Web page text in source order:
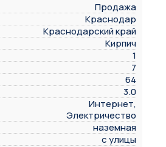
Продажа
Краснодар
Краснодарский край
Кирпич
1
7
64
3.0
Интернет,
Электричество
наземная
с улицы